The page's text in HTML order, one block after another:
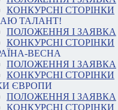
КОНКУРСНІ СТОРІНКИ
ТАЛАНТ!
ПОЛОЖЕННЯ І ЗАЯВКА
КОНКУРСНІ СТОРІНКИ
ВЕСНА
ПОЛОЖЕННЯ І ЗАЯВКА
КОНКУРСНІ СТОРІНКИ
ЄВРОПИ
ПОЛОЖЕННЯ І ЗАЯВКА
КОНКУРСНІ СТОРІНКИ